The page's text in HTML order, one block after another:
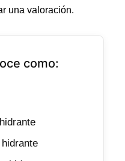
una valoración.
como: